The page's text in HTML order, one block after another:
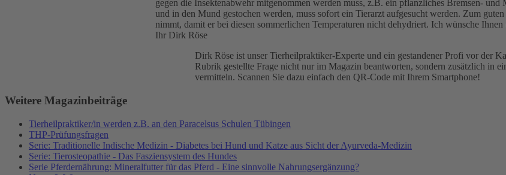
gegen die Insektenabwehr mitgenommen werden muss, z.B. ein pflanzliches Bremsen-
und in den Mund gestochen werden, muss sofort ein Tierarzt aufgesucht werden. Zum
nimmt, damit er bei diesen sommerlichen Temperaturen nicht dehydriert. Ich wünsche
Ihr Dirk Röse
Dirk Röse ist unser Tierheilpraktiker-Experte und ein gestandener Profi vor der
Rubrik gestellte Frage nicht nur im Magazin beantworten, sondern zusätzlich in
vermitteln. Scannen Sie dazu einfach den QR-Code mit Ihrem Smartphone!
Weitere Magazinbeiträge
Tierheilpraktiker/in werden z.B. an den Paracelsus Schulen Tübingen
THP-Prüfungsfragen
Serie: Traditionelle Indische Medizin - Diabetes bei Hund und Katze aus Sicht der Ayurveda-Medizin
Serie: Tierosteopathie - Das Fasziensystem des Hundes
Serie Pferdernährung: Mineralfutter für das Pferd - Eine sinnvolle Nahrungsergänzung?